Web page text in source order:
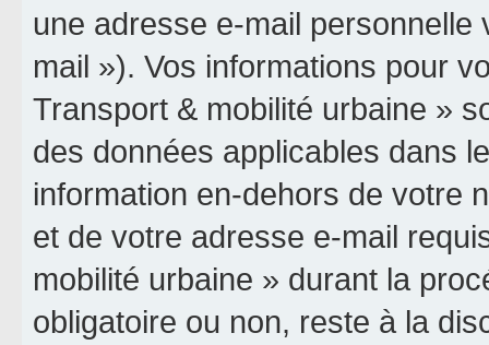
une adresse e-mail
mail »). Vos informations pour
Transport & mobilité urbaine »
des données applicables dans
information en-dehors de votre
et de votre adresse e-mail
mobilité urbaine » durant la
obligatoire ou non, reste à la